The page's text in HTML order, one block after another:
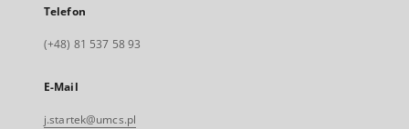
Telefon
(+48) 81 537 58 93
E-Mail
j.startek@umcs.pl